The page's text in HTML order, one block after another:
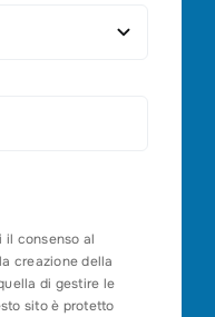
il consenso al
creazione della
di gestire le
sito è protetto